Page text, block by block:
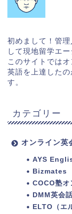
初めまして！管
して現地留学エ
このサイトでは
英語を上達した
す。
カテゴリー
オンライン英
AYS
Bizmates
COCO塾オ
DMM英会話
ELTO（エ